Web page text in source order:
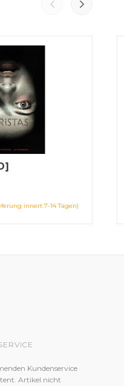
innert 7-14 Tagen)
Kundenservice
Artikel nicht